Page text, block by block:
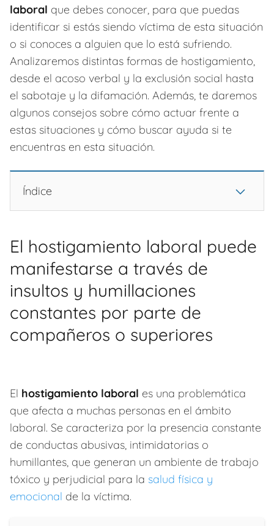
laboral que debes conocer, para que puedas
identificar si estás siendo víctima de esta situación
o si conoces a alguien que lo está sufriendo.
Analizaremos distintas formas de hostigamiento,
desde el acoso verbal y la exclusión social hasta
el sabotaje y la difamación. Además, te daremos
algunos consejos sobre cómo actuar frente a
estas situaciones y cómo buscar ayuda si te
encuentras en esta situación.
Índice
El hostigamiento laboral puede
manifestarse a través de
insultos y humillaciones
constantes por parte de
compañeros o superiores
El hostigamiento laboral es una problemática
que afecta a muchas personas en el ámbito
laboral. Se caracteriza por la presencia constante
de conductas abusivas, intimidatorias o
humillantes, que generan un ambiente de trabajo
tóxico y perjudicial para la salud física y
emocional de la víctima.